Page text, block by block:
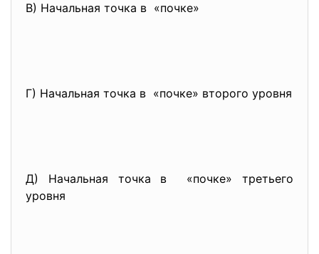
В) Начальная точка в «почке»
Г) Начальная точка в «почке» второго уровня
Д) Начальная точка в «почке» третьего
уровня